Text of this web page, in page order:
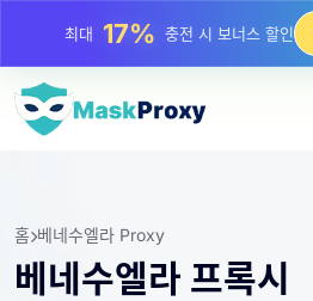
최대25%정적 IP 구매 할인
홈 베네수엘라 Proxy
베네수엘라 프록시